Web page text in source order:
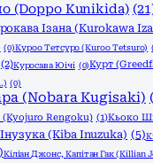
(Doppo Kunikida)
Ізана (Kurokawa
(0)Куроо Тетсуро (Kuroo Tetsuro)
(2)Куросава Юічі (0)Курт
(0)
(Nobara Kugisaki)
Rengoku) (1)Кьоко
Інузука (Kiba Inuzuka) (5)
Кіліан Джонс, Капітан Гак (Killian